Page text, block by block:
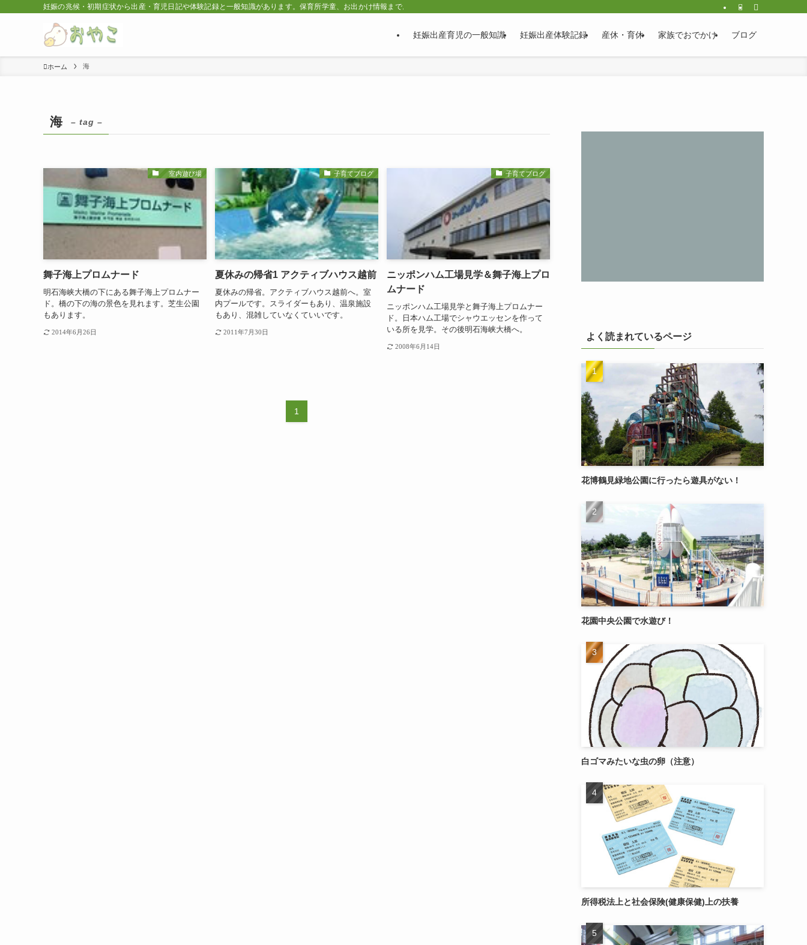
妊娠の兆候・初期症状から出産・育児日記や体験記録と一般知識があります。保育所学童、お出かけ情報まで。
妊娠出産育児の一般知識 妊娠出産体験記録 産休・育休 家族でおでかけ ブログ
ホーム 海
海 – tag –
室内遊び場
舞子海上プロムナード
明石海峡大橋の下にある舞子海上プロムナー
ド。橋の下の海の景色を見れます。芝生公園
もあります。
2014年6月26日
子育てブログ
夏休みの帰省1 アクティブハウス越前
夏休みの帰省。アクティブハウス越前へ。室
内プールです。スライダーもあり、温泉施設
もあり、混雑していなくていいです。
2011年7月30日
子育てブログ
ニッポンハム工場見学＆舞子海上プロ
ムナード
ニッポンハム工場見学と舞子海上プロムナー
ド。日本ハム工場でシャウエッセンを作って
いる所を見学。その後明石海峡大橋へ。
2008年6月14日
1
よく読まれているページ
花博鶴見緑地公園に行ったら遊具がない！
花園中央公園で水遊び！
白ゴマみたいな虫の卵（注意）
所得税法上と社会保険(健康保健)上の扶養